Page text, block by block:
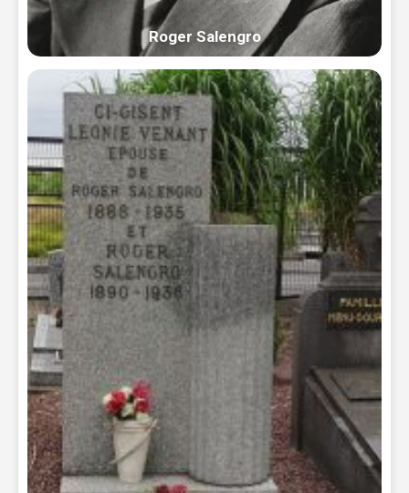
Roger Salengro